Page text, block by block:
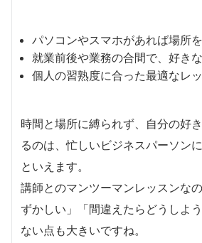
パソコンやスマホがあれば場所
就業前後や業務の合間で、好き
個人の習熟度に合った最適なレ
時間と場所に縛られず、自分の好
るのは、忙しいビジネスパーソン
といえます。
講師とのマンツーマンレッスンな
ずかしい」「間違えたらどうしよ
ない点も大きいですね。